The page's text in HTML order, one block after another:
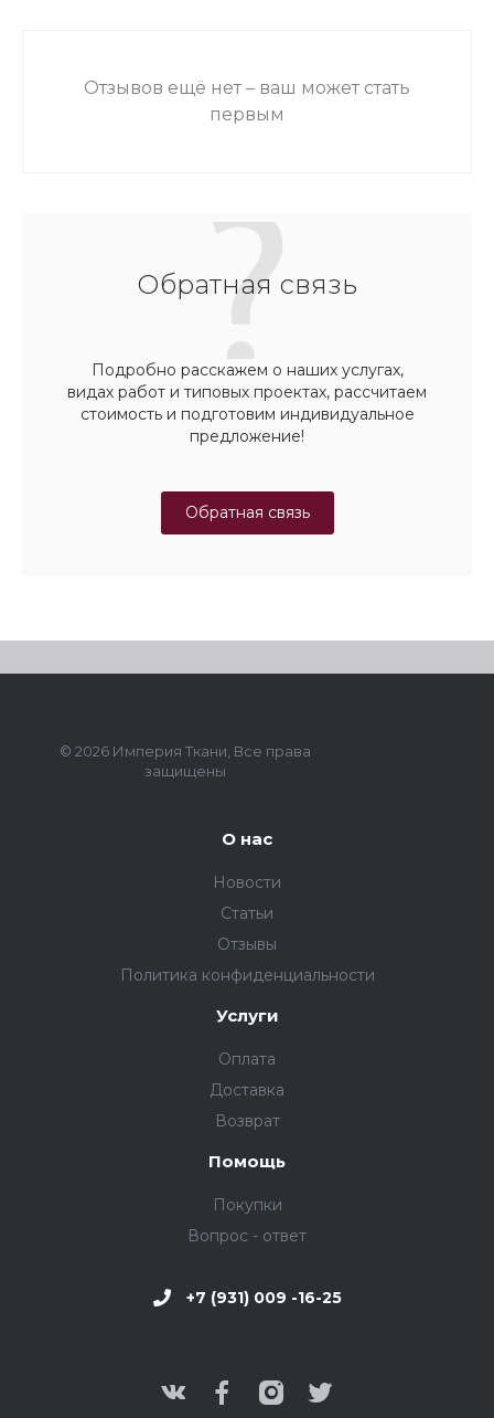
Отзывов ещё нет – ваш может стать
первым
Обратная связь
Подробно расскажем о наших услугах,
видах работ и типовых проектах, рассчитаем
стоимость и подготовим индивидуальное
предложение!
Обратная связь
© 2026 Империя Ткани, Все права
защищены
О нас
Новости
Статьи
Отзывы
Политика конфиденциальности
Услуги
Оплата
Доставка
Возврат
Помощь
Покупки
Вопрос - ответ
+7 (931) 009 -16-25